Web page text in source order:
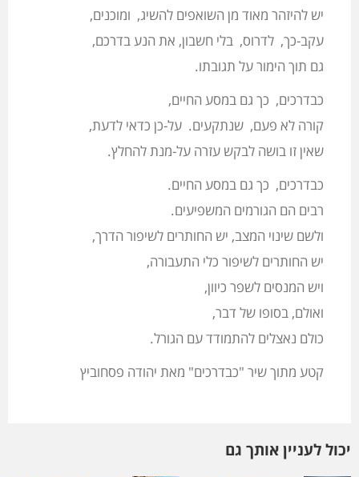
יש להיזהר מאוד מן השואפים להשיג, ומוכנים,
עקב-כך, לדרוס, בלי חשבון, את הנע בדרכם,
גם תוך הימור על תגובתו.
כבדרכים, כך גם במסע החיים,
קורה לא פעם, שנתקעים. על-כן כדאי לדעת,
שאין זו בושה לבקש עזרה על-מנת להחלץ.
כבדרכים, כך גם במסע החיים.
רבים הם הגורמים המשפיעים.
ולשם שינוי המצב, יש החותרים לשיפור הדרך,
יש החותרים לשיפור כלי התעבורה,
ויש המנסים לשפר כיוון,
ואולם, בסופו של דבר,
כולם נאצלים להתמודד עם הגורל.
קטע מתוך שיר "כבדרכים" מאת יהודה פסחוביץ
יכול לעניין אותך גם